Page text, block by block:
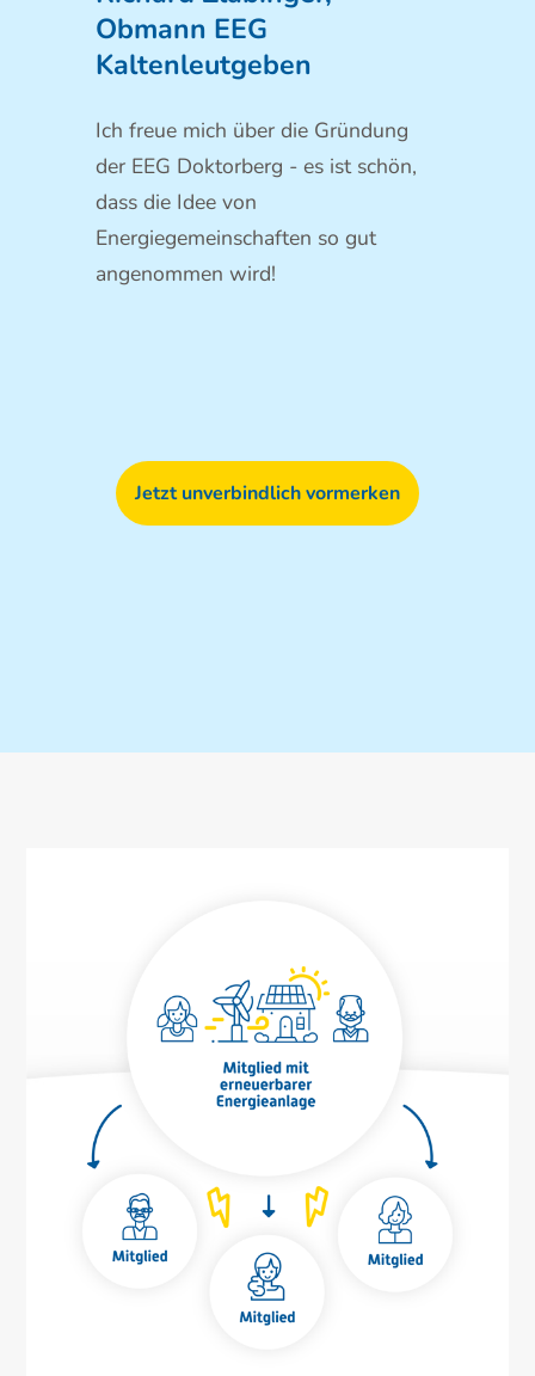
Obmann EEG
Kaltenleutgeben
Ich freue mich über die Gründung
der EEG Doktorberg - es ist schön,
dass die Idee von
Energiegemeinschaften so gut
angenommen wird!
Jetzt unverbindlich vormerken